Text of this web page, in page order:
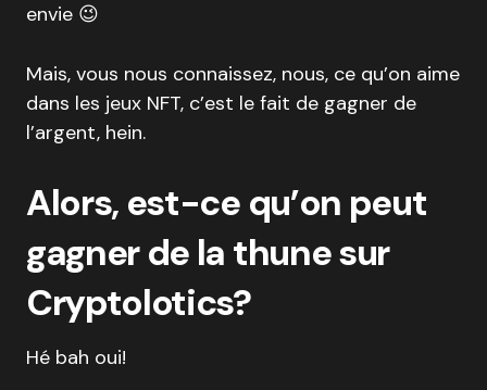
envie 😉
Mais, vous nous connaissez, nous, ce qu’on aime
dans les jeux NFT, c’est le fait de gagner de
l’argent, hein.
Alors, est-ce qu’on peut
gagner de la thune sur
Cryptolotics?
Hé bah oui!